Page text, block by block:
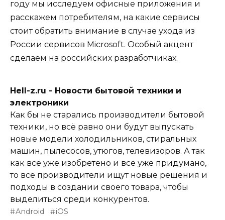
году мы исследуем офисные приложения и
расскажем потребителям, на какие сервисы
стоит обратить внимание в случае ухода из
России сервисов Microsoft. Особый акцент
сделаем на российских разработчиках.
Hell-z.ru - Новости бытовой техники и
электроники
Как бы не старались производители бытовой
техники, но всё равно они будут выпускать
новые модели холодильников, стиральных
машин, пылесосов, утюгов, телевизоров. А так
как всё уже изобретено и все уже придумано,
то все производители ищут новые решения и
подходы в создании своего товара, чтобы
выделиться среди конкурентов.
Android iOS